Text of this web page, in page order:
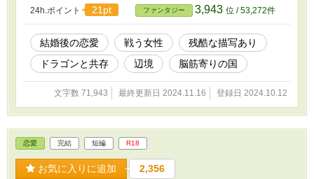
24h.ポイント 21pt ファンタジー 3,943 位 / 53,272件
結婚後の恋愛 戦う女性
残酷な描写あり
ドラゴンと共存
辺境 脳筋寄りの国
文字数 71,943 最終更新日 2024.11.16 登録日 2024.10.12
恋愛 完結 短編 R18
お気に入りに追加 2,356